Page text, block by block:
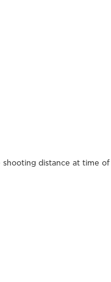
distance at time